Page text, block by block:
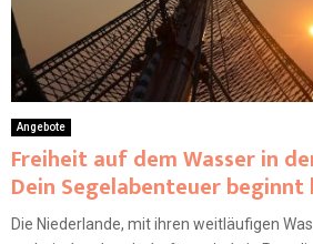
Angebote
Freiheit auf dem Wasser in
Dein Segelabenteuer beginnt
Die Niederlande, mit ihren weitläufigen